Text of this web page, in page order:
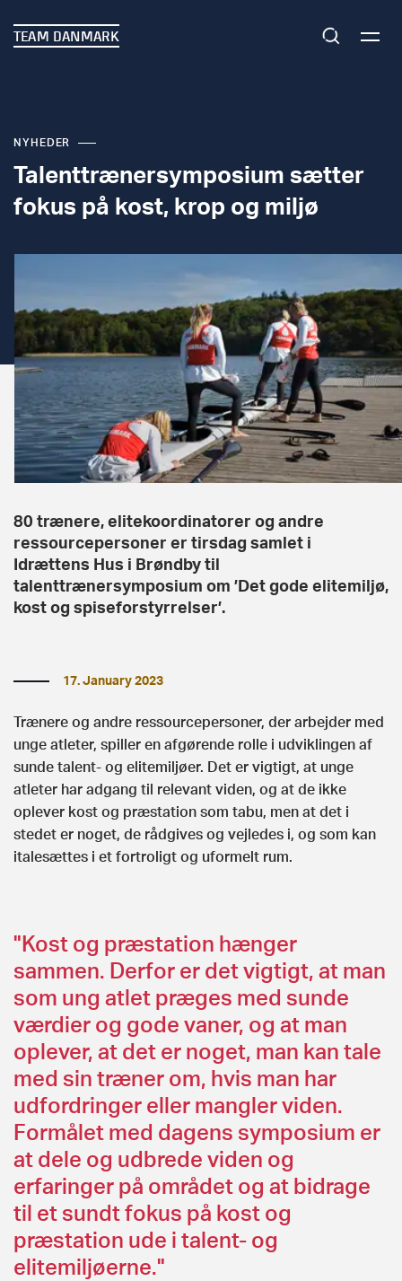
TEAM DANMARK
NYHEDER
Talenttrænersymposium sætter
fokus på kost, krop og miljø
80 trænere, elitekoordinatorer og andre
ressourcepersoner er tirsdag samlet i
Idrættens Hus i Brøndby til
talenttrænersymposium om ’Det gode elitemiljø,
kost og spiseforstyrrelser’.
17. January 2023
Trænere og andre ressourcepersoner, der arbejder med
unge atleter, spiller en afgørende rolle i udviklingen af
sunde talent- og elitemiljøer. Det er vigtigt, at unge
atleter har adgang til relevant viden, og at de ikke
oplever kost og præstation som tabu, men at det i
stedet er noget, de rådgives og vejledes i, og som kan
italesættes i et fortroligt og uformelt rum.
"Kost og præstation hænger
sammen. Derfor er det vigtigt, at man
som ung atlet præges med sunde
værdier og gode vaner, og at man
oplever, at det er noget, man kan tale
med sin træner om, hvis man har
udfordringer eller mangler viden.
Formålet med dagens symposium er
at dele og udbrede viden og
erfaringer på området og at bidrage
til et sundt fokus på kost og
præstation ude i talent- og
elitemiljøerne."